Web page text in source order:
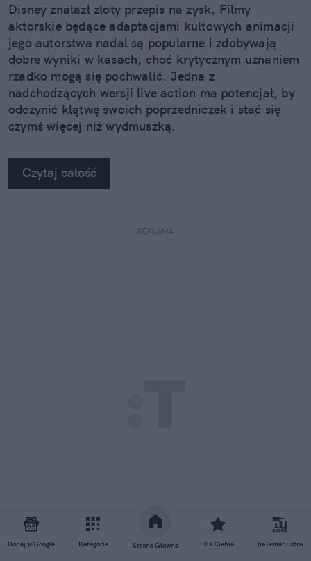
Dodaj w Google Kategorie Strona Główna Dla Ciebie naTemat Extra
Disney znalazł złoty przepis na zysk. Filmy
aktorskie będące adaptacjami kultowych animacji
jego autorstwa nadal są popularne i zdobywają
dobre wyniki w kasach, choć krytycznym uznaniem
rzadko mogą się pochwalić. Jedna z
nadchodzących wersji live action ma potencjał, by
odczynić klątwę swoich poprzedniczek i stać się
czymś więcej niż wydmuszką.
Czytaj całość
REKLAMA